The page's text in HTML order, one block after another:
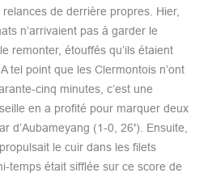
de derrière propres. Hier,
n’arrivaient pas à garder le
remonter, étouffés qu’ils étaient
tel point que les Clermontois n’ont
cinq minutes, c’est une
en a profité pour marquer deux
d’Aubameyang (1-0, 26′). Ensuite,
le cuir dans les filets
temps était sifflée sur ce score de